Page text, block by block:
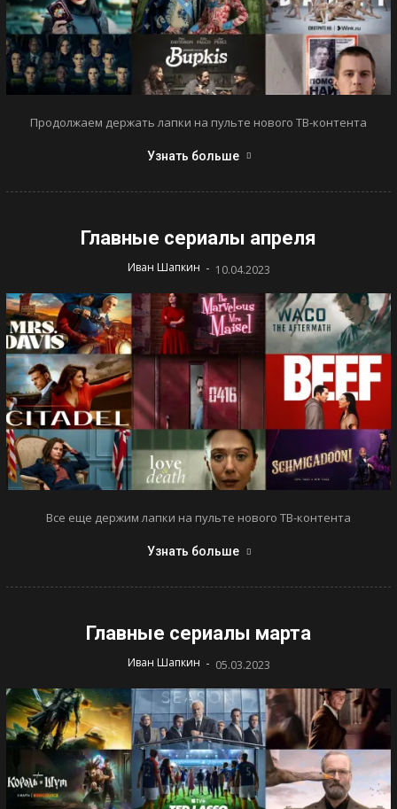
Продолжаем держать лапки на пульте нового ТВ-контента
Узнать больше
Главные сериалы апреля
Иван Шапкин - 10.04.2023
Все еще держим лапки на пульте нового ТВ-контента
Узнать больше
Главные сериалы марта
Иван Шапкин - 05.03.2023